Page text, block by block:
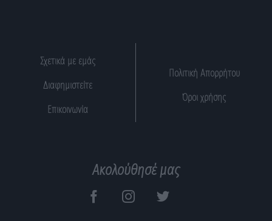
Σχετικά με εμάς
Διαφημιστείτε
Επικοινωνία
Πολιτική Απορρήτου
Όροι χρήσης
Ακολούθησέ μας